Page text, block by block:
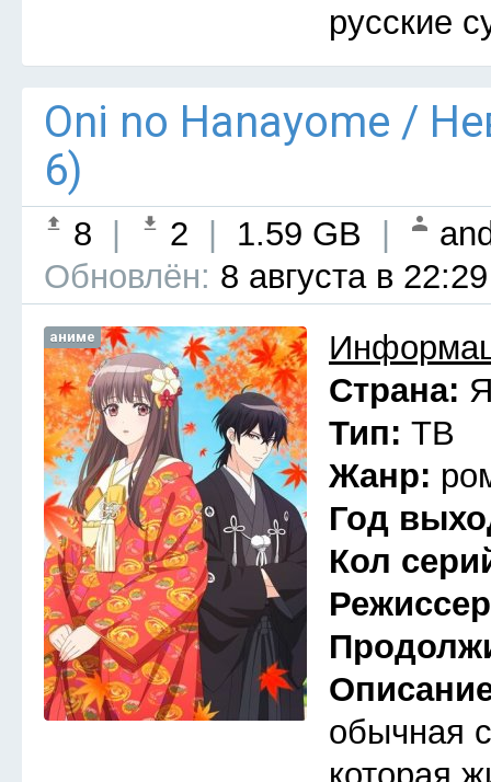
русские
Oni no Hanayome /
6)
8 2 1.59 GB
Обновлён: 8 августа в 22:29
аниме
Страна:
Тип: ТВ
Жанр:
Год
Кол
обычная